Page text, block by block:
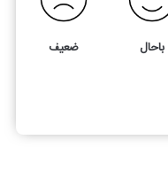
باحال ضعیف